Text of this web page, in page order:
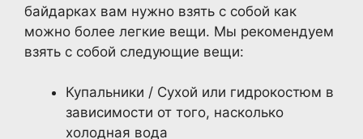
байдарках вам нужно взять с собой как
можно более легкие вещи. Мы рекомендуем
взять с собой следующие вещи:
Купальники / Сухой или гидрокостюм в
зависимости от того, насколько
холодная вода